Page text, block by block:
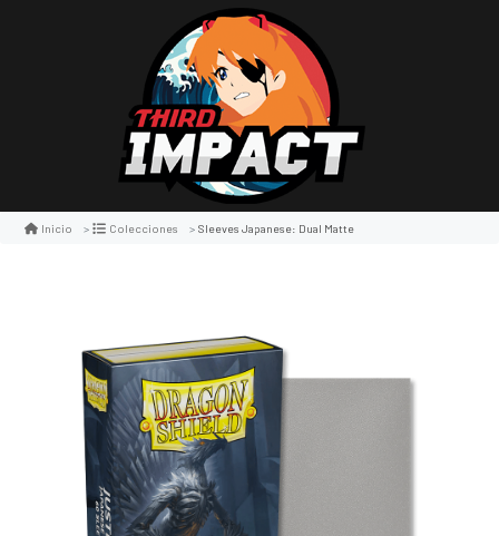
Inicio Colecciones Sleeves Japanese: Dual Matte